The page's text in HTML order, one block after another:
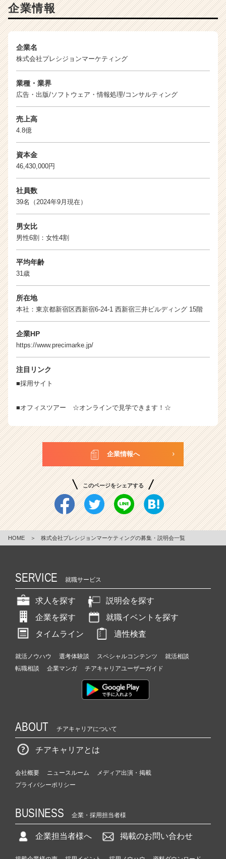
業
カ
届
ト
チ
e
r
a
企業情報
企業名
株式会社プレシジョンマーケティング
業種・業界
広告・出版/ソフトウェア・情報処理/コンサルティング
売上高
4.8億
資本金
46,430,000円
社員数
39名（2024年9月現在）
男女比
男性6割：女性4割
平均年齢
31歳
所在地
本社：東京都新宿区西新宿6-24-1 西新宿三井ビルディング 15階
企業HP
https://www.precimarke.jp/
注目リンク
■採用サイト
■オフィスツアー ☆オンラインで見学できます！☆
企業情報へ
このページをシェアする
HOME ＞ 株式会社プレシジョンマーケティングの募集・説明会一覧
SERVICE 就職サービス
求人を探す
説明会を探す
企業を探す
就職イベントを探す
タイムライン
適性検査
就活ノウハウ 選考体験談 スペシャルコンテンツ
就活相談
転職相談
企業マンガ チアキャリアユーザーガイド
ABOUT チアキャリアについて
チアキャリアとは
会社概要 ニュースルーム
メディア出演・掲載
プライバシーポリシー
BUSINESS 企業・採用担当者様
企業担当者様へ 掲載のお問い合わせ